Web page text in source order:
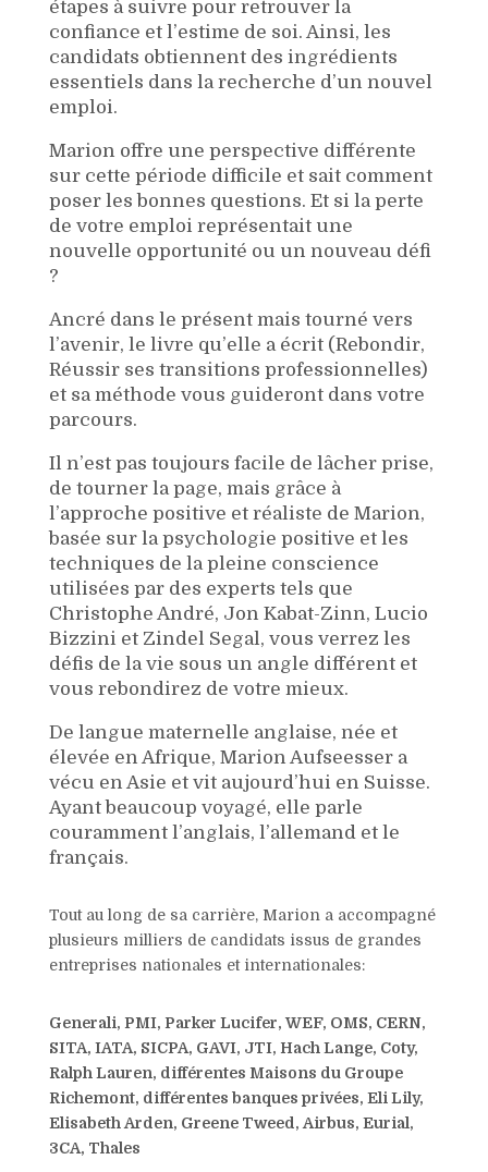
étapes à suivre pour retrouver la
confiance et l’estime de soi. Ainsi, les
candidats obtiennent des ingrédients
essentiels dans la recherche d’un nouvel
emploi.
Marion offre une perspective différente
sur cette période difficile et sait comment
poser les bonnes questions. Et si la perte
de votre emploi représentait une
nouvelle opportunité ou un nouveau défi
?
Ancré dans le présent mais tourné vers
l’avenir, le livre qu’elle a écrit (Rebondir,
Réussir ses transitions professionnelles)
et sa méthode vous guideront dans votre
parcours.
Il n’est pas toujours facile de lâcher prise,
de tourner la page, mais grâce à
l’approche positive et réaliste de Marion,
basée sur la psychologie positive et les
techniques de la pleine conscience
utilisées par des experts tels que
Christophe André, Jon Kabat-Zinn, Lucio
Bizzini et Zindel Segal, vous verrez les
défis de la vie sous un angle différent et
vous rebondirez de votre mieux.
De langue maternelle anglaise, née et
élevée en Afrique, Marion Aufseesser a
vécu en Asie et vit aujourd’hui en Suisse.
Ayant beaucoup voyagé, elle parle
couramment l’anglais, l’allemand et le
français.
Tout au long de sa carrière, Marion a accompagné
plusieurs milliers de candidats issus de grandes
entreprises nationales et internationales:
Generali, PMI, Parker Lucifer, WEF, OMS, CERN,
SITA, IATA, SICPA, GAVI, JTI, Hach Lange, Coty,
Ralph Lauren, différentes Maisons du Groupe
Richemont, différentes banques privées, Eli Lily,
Elisabeth Arden, Greene Tweed, Airbus, Eurial,
3CA, Thales